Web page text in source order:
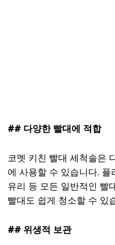
## 다양한 빨대에 적합
코멧 키친 빨대 세척솔은
에 사용할 수 있습니다.
유리 등 모든 일반적인 빨
빨대도 쉽게 청소할 수 있
## 위생적 보관